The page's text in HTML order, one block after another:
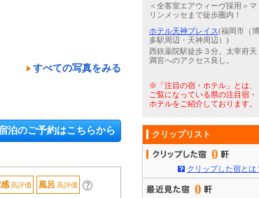
すべての写真をみる
泊のご予約はこちらから
高評価 風呂 高評価
＜全客室エアウィーヴ採用＞マ
リンメッセまで徒歩圏内！
ホテル天神プレイス(福岡市（博
多駅周辺・天神周辺）)
西鉄薬院駅徒歩３分。太宰府天
満宮へのアクセス良し。
※「注目の宿・ホテル」とは、
ご覧になっている県の注目宿・
ホテルをご紹介しております。
クリップリスト
0
クリップした宿とは
0